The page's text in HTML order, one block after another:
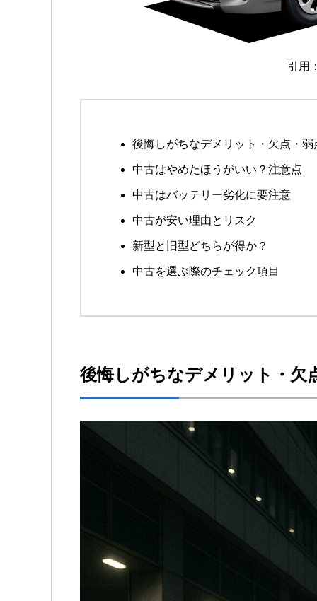
引用
後悔しがちなデメリット・欠点・弱
中古はやめたほうがいい？注意点
中古はバッテリー劣化に要注意
中古が安い理由とリスク
新型と旧型どちらが得か？
中古を選ぶ際のチェック項目
後悔しがちなデメリット・欠